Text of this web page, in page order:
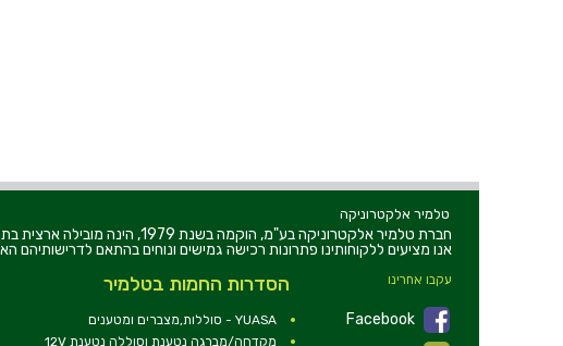
טלמיר אלקטרוניקה
חברת טלמיר אלקטרוניקה בע"מ,
אנו מציעים ללקוחותינו פתרונות רכישה גמישים ונוחים בהתאם לדרישותיהם
עקבו אחרינו
Facebook
הסדרות החמות בטלמיר
YUASA - סוללות,מצברים ומטענים
מקדחה/מברגה נטענת וסוללה נטענת 12V